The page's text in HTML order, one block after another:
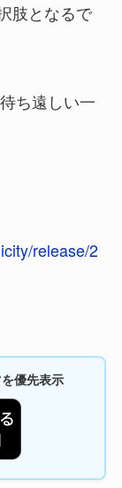
肢となるで
ち遠しい一
release/2
優先表示